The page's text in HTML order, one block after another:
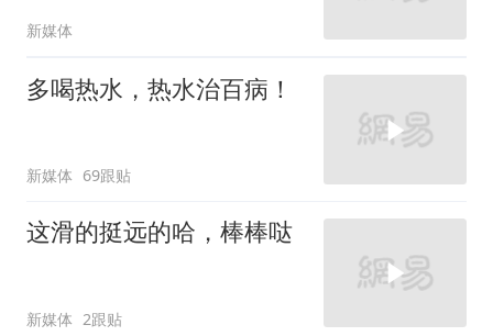
新媒体
多喝热水，热水治百病！
新媒体 69跟贴
这滑的挺远的哈，棒棒哒
新媒体 2跟贴